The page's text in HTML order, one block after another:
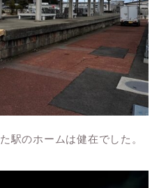
駅のホームは健在でした。